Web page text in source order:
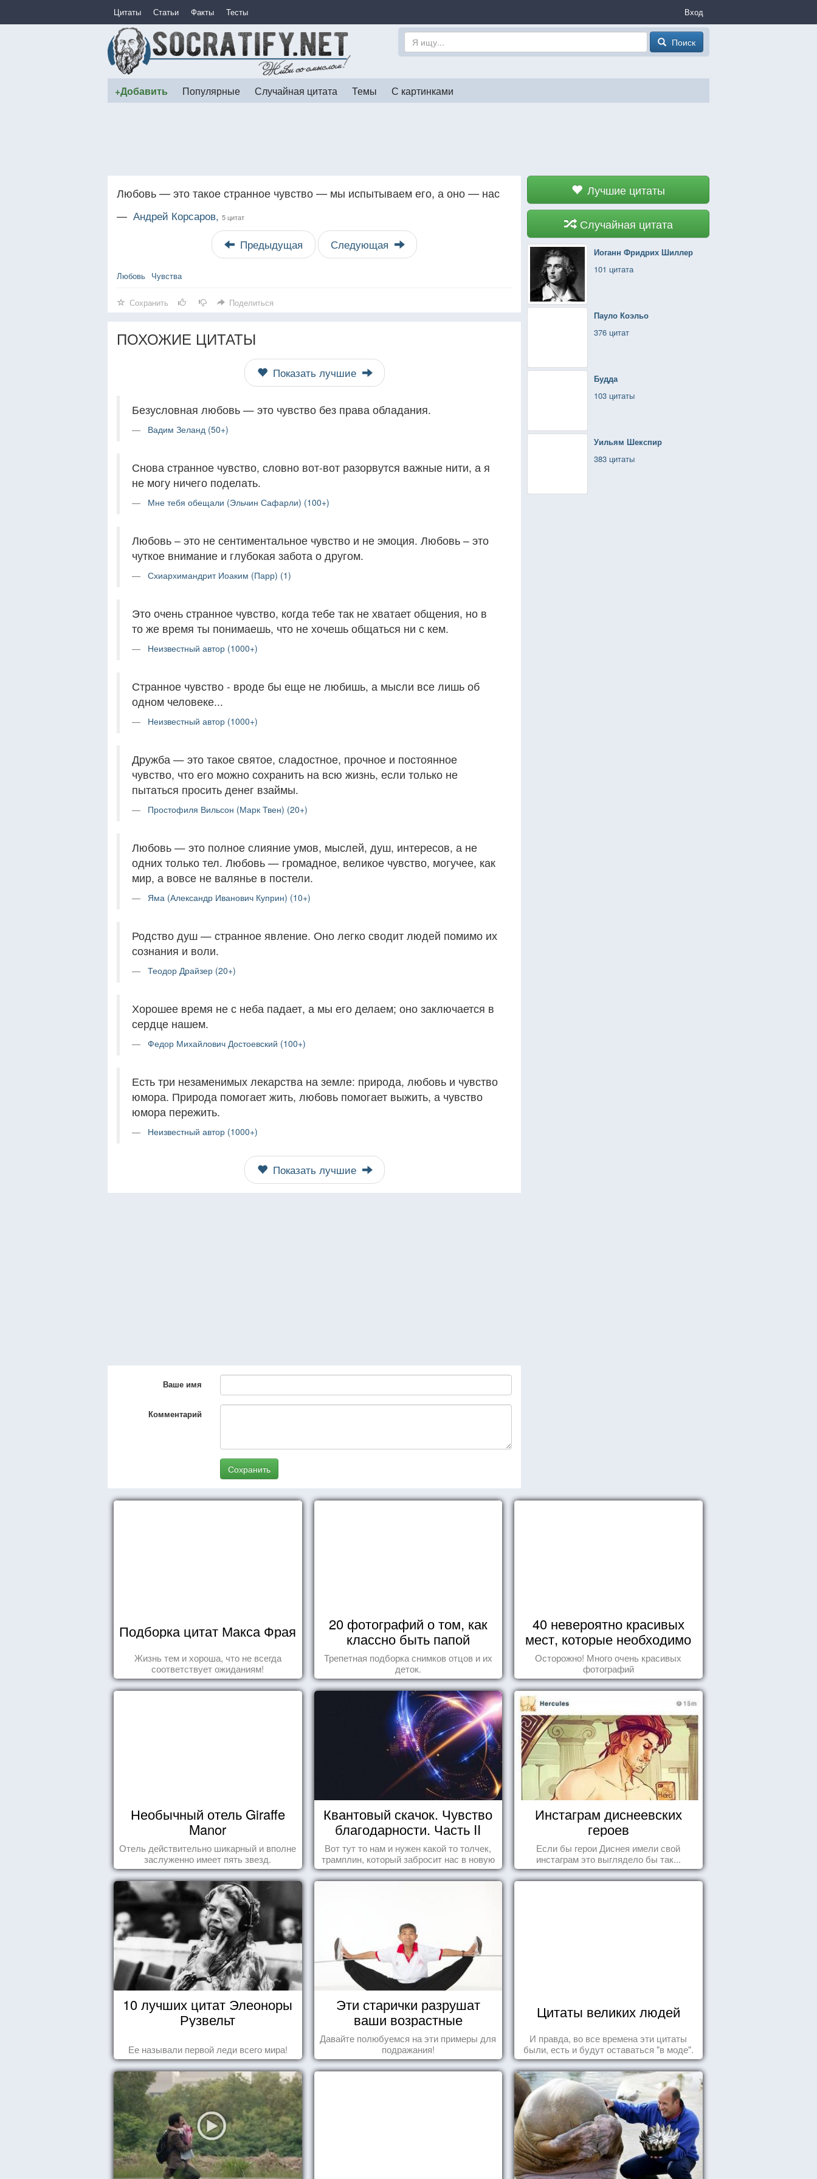
Цитаты Статьи Факты Тесты Вход
Поиск
+Добавить Популярные Случайная цитата Темы С картинками
Лучшие цитаты
Случайная цитата
Иоганн Фридрих Шиллер
101 цитата
Пауло Коэльо
376 цитат
Будда
103 цитаты
Уильям Шекспир
383 цитаты
Любовь — это такое странное чувство — мы испытываем его, а оно — нас
— Андрей Корсаров, 5 цитат
Предыдущая Следующая
Любовь Чувства
Сохранить Поделиться
ПОХОЖИЕ ЦИТАТЫ
Показать лучшие
Безусловная любовь — это чувство без права обладания.
Вадим Зеланд (50+)
Снова странное чувство, словно вот-вот разорвутся важные нити, а я
не могу ничего поделать.
Мне тебя обещали (Эльчин Сафарли) (100+)
Любовь – это не сентиментальное чувство и не эмоция. Любовь – это
чуткое внимание и глубокая забота о другом.
Схиархимандрит Иоаким (Парр) (1)
Это очень странное чувство, когда тебе так не хватает общения, но в
то же время ты понимаешь, что не хочешь общаться ни с кем.
Неизвестный автор (1000+)
Странное чувство - вроде бы еще не любишь, а мысли все лишь об
одном человеке...
Неизвестный автор (1000+)
Дружба — это такое святое, сладостное, прочное и постоянное
чувство, что его можно сохранить на всю жизнь, если только не
пытаться просить денег взаймы.
Простофиля Вильсон (Марк Твен) (20+)
Любовь — это полное слияние умов, мыслей, душ, интересов, а не
одних только тел. Любовь — громадное, великое чувство, могучее, как
мир, а вовсе не валянье в постели.
Яма (Александр Иванович Куприн) (10+)
Родство душ — странное явление. Оно легко сводит людей помимо их
сознания и воли.
Теодор Драйзер (20+)
Хорошее время не с неба падает, а мы его делаем; оно заключается в
сердце нашем.
Федор Михайлович Достоевский (100+)
Есть три незаменимых лекарства на земле: природа, любовь и чувство
юмора. Природа помогает жить, любовь помогает выжить, а чувство
юмора пережить.
Неизвестный автор (1000+)
Показать лучшие
Ваше имя
Комментарий
Сохранить
Подборка цитат Макса Фрая
Жизнь тем и хороша, что не всегда
соответствует ожиданиям!
20 фотографий о том, как
классно быть папой
Трепетная подборка снимков отцов и их
деток.
40 невероятно красивых
мест, которые необходимо
увидеть пока вы живы
Осторожно! Много очень красивых
фотографий
Необычный отель Giraffe
Manor
Отель действительно шикарный и вполне
заслуженно имеет пять звезд.
Квантовый скачок. Чувство
благодарности. Часть II
Вот тут то нам и нужен какой то толчек,
трамплин, который забросит нас в новую
реальность. БЛАГОДАРНОСТЬ.
Инстаграм диснеевских
героев
Если бы герои Диснея имели свой
инстаграм это выглядело бы так...
10 лучших цитат Элеоноры
Рузвельт
Ее называли первой леди всего мира!
Эти старички разрушат
ваши возрастные
стереотипы
Давайте полюбуемся на эти примеры для
подражания!
Цитаты великих людей
И правда, во все времена эти цитаты
были, есть и будут оставаться "в моде".